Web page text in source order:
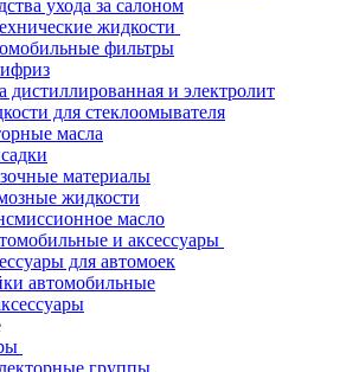
ухода за салоном
жидкости
фильтры
дистиллированная и электролит
для стеклоомывателя
масла
материалы
жидкости
масло
и аксессуары
для автомоек
автомобильные
группы